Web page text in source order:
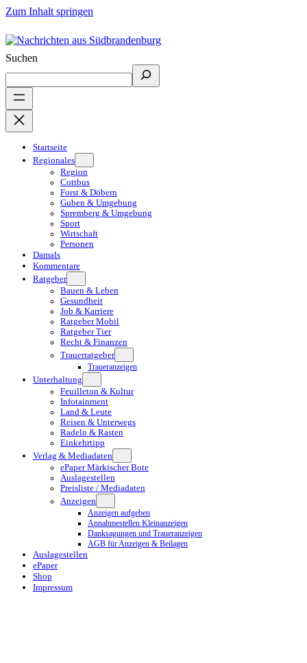
Zum Inhalt springen
Suchen
Startseite
Regionales
Region
Cottbus
Forst & Döbern
Guben & Umgebung
Spremberg & Umgebung
Sport
Wirtschaft
Personen
Damals
Kommentare
Ratgeber
Bauen & Leben
Gesundheit
Job & Karriere
Ratgeber Mobil
Ratgeber Tier
Recht & Finanzen
Trauerratgeber
Traueranzeigen
Unterhaltung
Feuilleton & Kultur
Infotainment
Land & Leute
Reisen & Unterwegs
Radeln & Rasten
Einkehrtipp
Verlag & Mediadaten
ePaper Märkischer Bote
Auslagestellen
Preisliste / Mediadaten
Anzeigen
Anzeigen aufgeben
Annahmestellen Kleinanzeigen
Danksagungen und Traueranzeigen
AGB für Anzeigen & Beilagen
Auslagestellen
ePaper
Shop
Impressum